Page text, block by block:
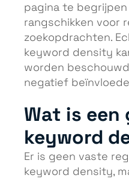
pagina te
rangschikken voor
zoekopdrachten.
keyword density
worden
negatief
Wat is een
keyword
Er is geen vaste
keyword density,